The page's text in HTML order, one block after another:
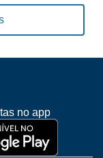
no app